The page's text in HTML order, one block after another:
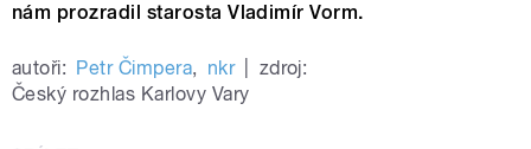
nám prozradil starosta Vladimír Vorm.
autoři: Petr Čimpera, nkr
zdroj:
Český rozhlas Karlovy Vary